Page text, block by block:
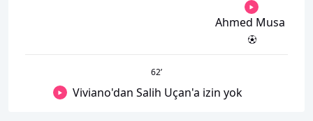
Ahmed Musa
62’
Viviano'dan Salih Uçan'a izin yok